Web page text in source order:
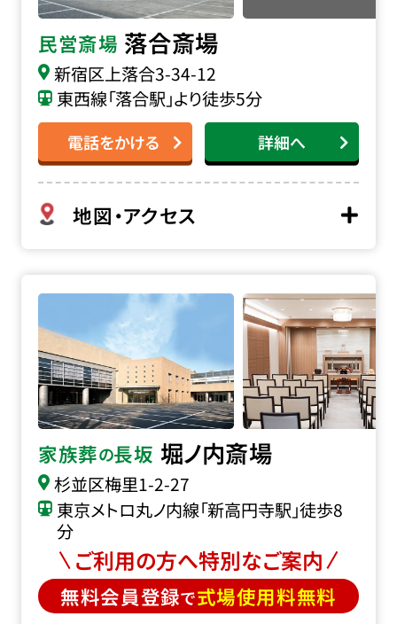
民営斎場 落合斎場
新宿区上落合3-34-12
東西線「落合駅」より徒歩5分
電話をかける 詳細へ
地図・アクセス
家族葬の長坂 堀ノ内斎場
杉並区梅里1-2-27
東京メトロ丸ノ内線「新高円寺駅」徒歩8
分
ご利用の方へ特別なご案内
無料会員登録で式場使用料無料
堀ノ内斎場の詳細へ